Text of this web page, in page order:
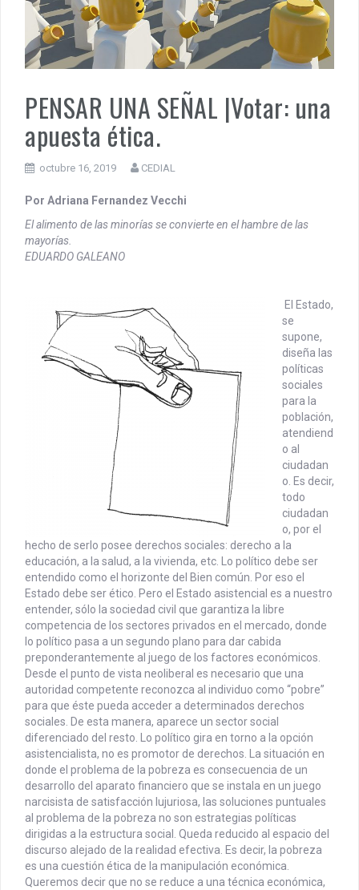
PENSAR UNA SEÑAL | Se echan los dados éticos de la
sustentibilidad. | 6 DE AGOSTO: SOBERANIA TERRITORIAL,
ECONOMICA Y POLITICA
PENSAR UNA SEÑAL |Votar: una
apuesta ética.
octubre 16, 2019 CEDIAL
Por Adriana Fernandez Vecchi
El alimento de las minorías se convierte en el hambre de las
mayorías.
EDUARDO GALEANO
El Estado,
se
supone,
diseña las
políticas
sociales
para la
población,
atendiend
o al
ciudadan
o. Es decir,
todo
ciudadan
o, por el
hecho de serlo posee derechos sociales: derecho a la
educación, a la salud, a la vivienda, etc. Lo político debe ser
entendido como el horizonte del Bien común. Por eso el
Estado debe ser ético. Pero el Estado asistencial es a nuestro
entender, sólo la sociedad civil que garantiza la libre
competencia de los sectores privados en el mercado, donde
lo político pasa a un segundo plano para dar cabida
preponderantemente al juego de los factores económicos.
Desde el punto de vista neoliberal es necesario que una
autoridad competente reconozca al individuo como “pobre”
para que éste pueda acceder a determinados derechos
sociales. De esta manera, aparece un sector social
diferenciado del resto. Lo político gira en torno a la opción
asistencialista, no es promotor de derechos. La situación en
donde el problema de la pobreza es consecuencia de un
desarrollo del aparato financiero que se instala en un juego
narcisista de satisfacción lujuriosa, las soluciones puntuales
al problema de la pobreza no son estrategias políticas
dirigidas a la estructura social. Queda reducido al espacio del
discurso alejado de la realidad efectiva. Es decir, la pobreza
es una cuestión ética de la manipulación económica.
Queremos decir que no se reduce a una técnica económica,